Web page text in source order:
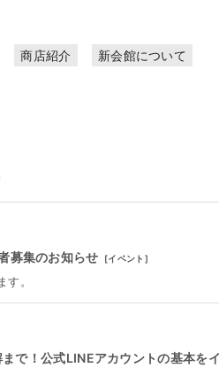
商店紹介 新会館について
募集のお知らせ [イベント ]
。
で！公式LINEアカウントの基本を